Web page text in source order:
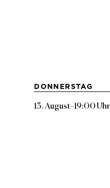
DONNERSTAG
13. August–19:00 Uhr